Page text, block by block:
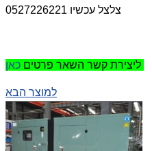
ליצירת קשר השאר פרטים
למוצר הבא